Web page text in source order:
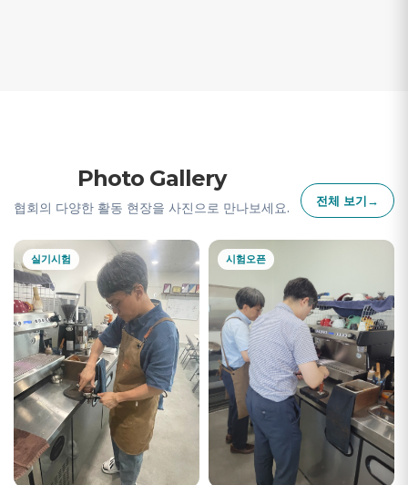
Photo Gallery
협회의 다양한 활동 현장을 사진으로 만나보세요. 전체 보기→
실기시험 시험오픈